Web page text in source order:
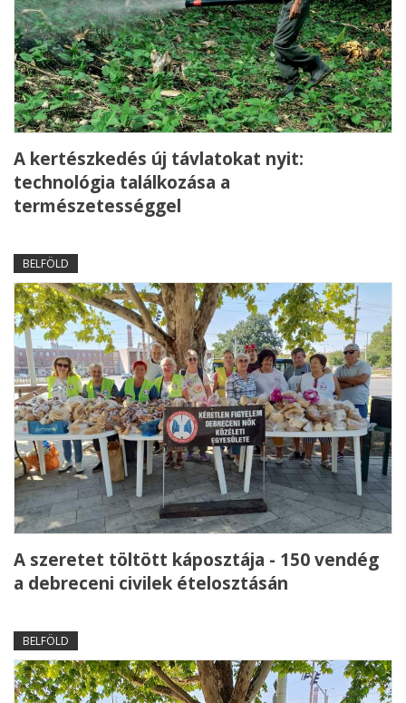
A kertészkedés új távlatokat nyit:
technológia találkozása a
természetességgel
BELFÖLD
A szeretet töltött káposztája - 150 vendég
a debreceni civilek ételosztásán
BELFÖLD